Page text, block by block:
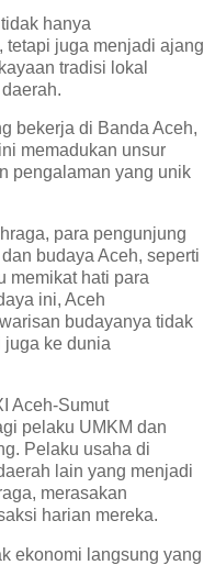
hanya
tetapi juga menjadi ajang
tradisi lokal
bekerja di Banda Aceh,
memadukan unsur
pengalaman yang unik
para pengunjung
budaya Aceh, seperti
memikat hati para
ini, Aceh
budayanya tidak
juga ke dunia
Aceh-Sumut
pelaku UMKM dan
Pelaku usaha di
lain yang menjadi
merasakan
harian mereka.
ekonomi langsung yang